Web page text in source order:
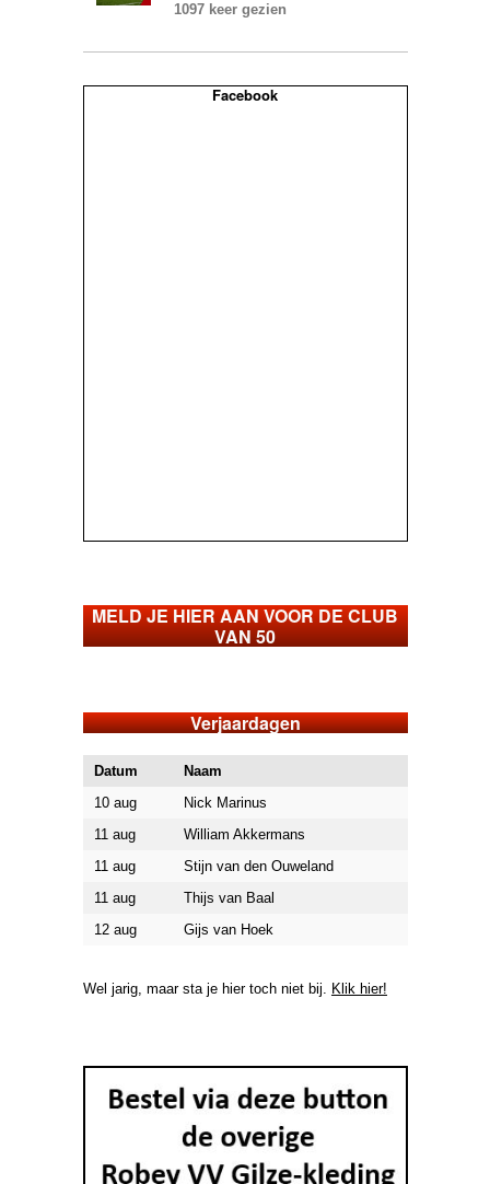
1097 keer gezien
Facebook
MELD JE HIER AAN VOOR DE CLUB
VAN 50
Verjaardagen
Datum
Naam
10 aug
Nick Marinus
11 aug
William Akkermans
11 aug
Stijn van den Ouweland
11 aug
Thijs van Baal
12 aug
Gijs van Hoek
Wel jarig, maar sta je hier toch niet bij. Klik hier!